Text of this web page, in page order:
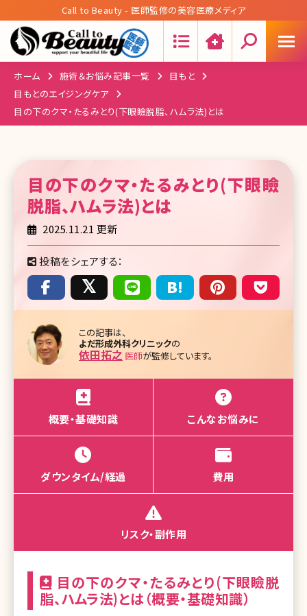
Call to Beauty - 医師監修の美容医療メディア
ホーム 施術＆お悩み記事一覧
目もと
目もとのエイジングケア
目の下のクマ・たるみとり(下眼瞼脱脂、ハムラ法)とは
目の下のクマ・たるみとり(下眼瞼
脱脂、ハムラ法)とは
2025.11.21 更新
投稿をシェアする：
この記事は、
よだ形成外科クリニックの
依田拓之 医師が監修しています。
概要・基礎知識 こんなお悩みに
ダウンタイム/経過 費用
リスク・副作用
目の下のクマ・たるみとり(下眼瞼脱
脂、ハムラ法)とは（概要・基礎知識）